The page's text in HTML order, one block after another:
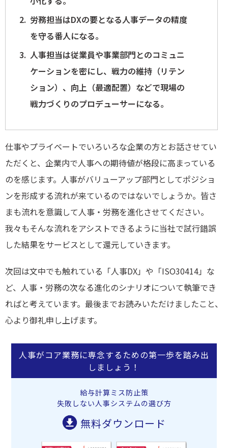
労務担当はDXの要となる人事データの精度
を守る番人になる。
人事担当は従業員や事業部門とのコミュニ
ケーションを密にし、戦力の維持（リテン
ション）、向上（最適配置）などで現場の
戦力づくりのプロデューサーになる。
仕事やプライベートでいろいろな企業の方とお話させてい
ただくと、企業内で人事への期待値が格段に高まっている
のを感じます。人事がバリューアップ部門としてポジショ
ンを形成する流れが来ているのではないでしょうか。皆さ
まも流れを意識して人事・労務を進化させてください。
我々もそんな流れをアシストできるように当社で試行錯誤
した結果をサービスとして還元していきます。
次回は文中でも触れている「人事DX」や「ISO30414」な
ど、人事・労務の次なる進化のシナリオについて執筆でき
ればと考えています。最後までお読みいただけましたこと、
心より御礼申し上げます。
人事がコア業務に専念するための第一歩を踏み出
しましょう！
給与計算ミス防止策
失敗しない人事システムの選び方
無料ダウンロード